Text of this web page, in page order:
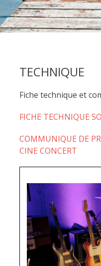
TECHNIQUE
Fiche technique et
FICHE TECHNIQUE
COMMUNIQUE DE
CINE CONCERT